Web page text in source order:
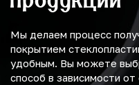
Мы делаем процесс
покрытием
удобным. Вы можете
способ в зависимости